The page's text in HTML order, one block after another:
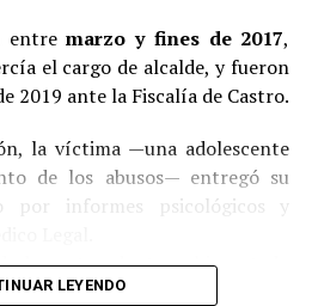
entremarzo y fines de 2017,
el cargo de alcalde, y fueron
2019 ante la Fiscalía de Castro.
la víctima —una adolescente
de los abusos— entregó su
por informes psicológicos y
los antecedentes, el imputado
un procedimiento abreviado,
LEYENDO